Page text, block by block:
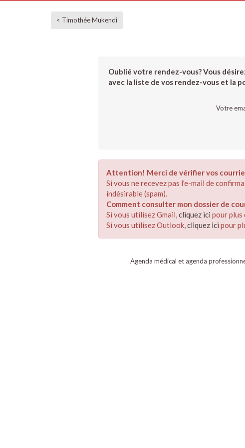
< Timothée Mukendi
Oublié votre rendez-vous? Vous
avec la liste de vos rendez-vous et la
Votre
Attention! Merci de vérifier vos
Si vous ne recevez pas l'e-mail de
indésirable (spam).
Comment consulter mon dossier de
Si vous utilisez Gmail,cliquez ici pour plus
Si vous utilisez Outlook,cliquez ici pour
Agenda médical et agenda